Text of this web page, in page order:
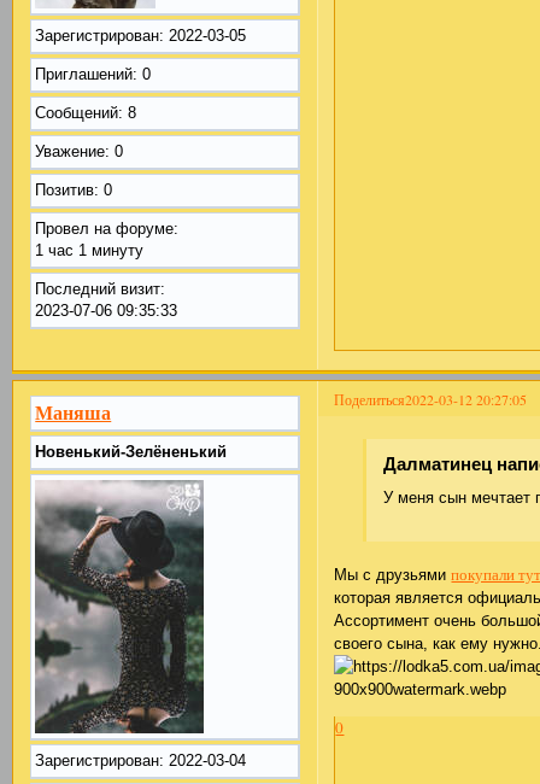
Зарегистрирован: 2022-03-05
Приглашений: 0
Сообщений: 8
Уважение: 0
Позитив: 0
Провел на форуме:
1 час 1 минуту
Последний визит:
2023-07-06 09:35:33
Поделиться2022-03-12 20:27:05
Маняша
Новенький-Зелёненький
Зарегистрирован: 2022-03-04
Далматинец
У меня сын мечтает
Мы с друзьямипокупали
которая является
Ассортимент очень
своего сына, как ему
0